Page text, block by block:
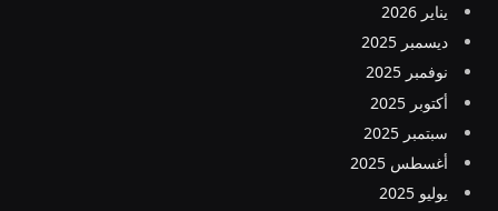
يناير 2026
ديسمبر 2025
نوفمبر 2025
أكتوبر 2025
سبتمبر 2025
أغسطس 2025
يوليو 2025